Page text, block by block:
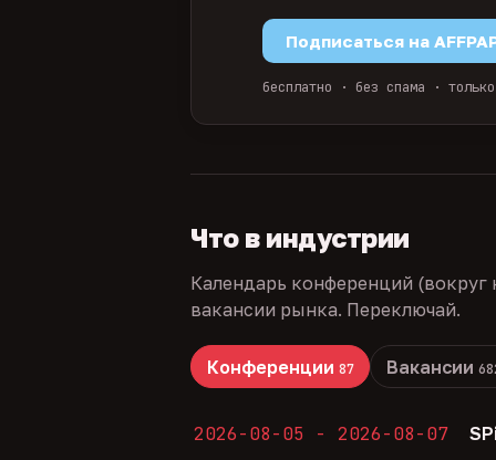
Подписаться на
бесплатно · без спама ·
Что в индустрии
Календарь конференций
вакансии рынка. Переключай.
Конференции 87 Вакансии
2026-08-05 - 2026-08-07